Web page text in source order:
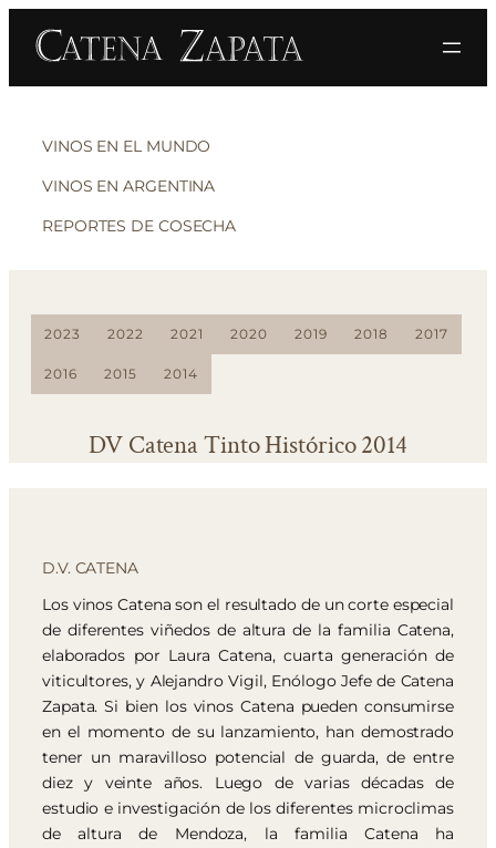
VINOS EN EL MUNDO
VINOS EN ARGENTINA
REPORTES DE COSECHA
2023 2022 2021 2020 2019 2018 2017
2016 2015 2014
DV Catena Tinto Histórico 2014
D.V. CATENA
Los vinos Catena son el resultado de un corte especial
de diferentes viñedos de altura de la familia Catena,
elaborados por Laura Catena, cuarta generación de
viticultores, y Alejandro Vigil, Enólogo Jefe de Catena
Zapata. Si bien los vinos Catena pueden consumirse
en el momento de su lanzamiento, han demostrado
tener un maravilloso potencial de guarda, de entre
diez y veinte años. Luego de varias décadas de
estudio e investigación de los diferentes microclimas
de altura de Mendoza, la familia Catena ha